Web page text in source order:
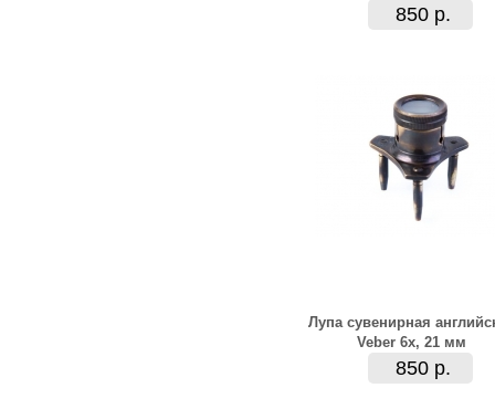
850 р.
Лупа сувенирная
Veber 6x, 21 мм
850 р.